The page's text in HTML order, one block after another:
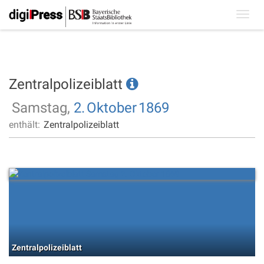
Zentralpolizeiblatt
Samstag, 2.Oktober1869
enthält: Zentralpolizeiblatt
Zentralpolizeiblatt